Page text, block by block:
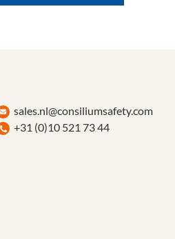
sales.nl@consiliumsafety.com
+31 (0)10 521 73 44